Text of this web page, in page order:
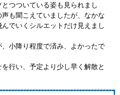
つついている姿も見られまし
も聞こえていましたが、なかな
でいくシルエットだけ見えまし
小降り程度で済み、よかったで
行い、予定より少し早く解散と